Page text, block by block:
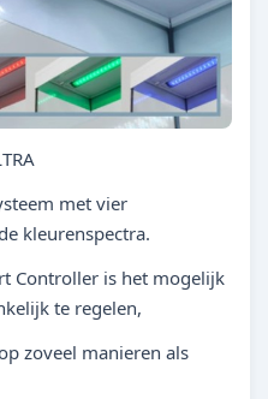
met vier
kleurenspectra.
Controller is het mogelijk
te regelen,
zoveel manieren als